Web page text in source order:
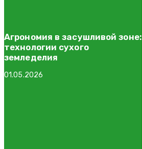
Агрономия в засушливой зоне:
технологии сухого
земледелия
01.05.2026